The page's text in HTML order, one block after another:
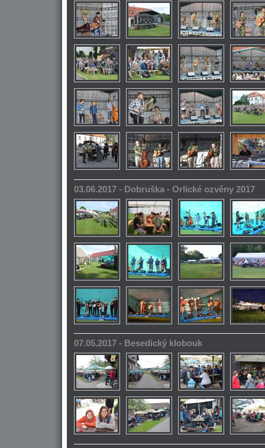
03.06.2017 - Dobruška - Orlické ozvěny 2017
07.05.2017 - Besedický klobouk